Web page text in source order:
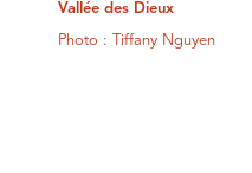
Vallée des Dieux
Photo : Tiffany Nguyen